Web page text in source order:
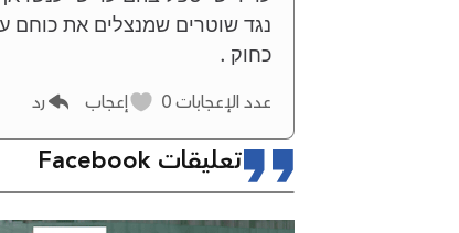
נגד שוטרים שמנצלים את כוחם
כחוק .
عدد الإعجابات إعجاب رد
تعليقات Facebook